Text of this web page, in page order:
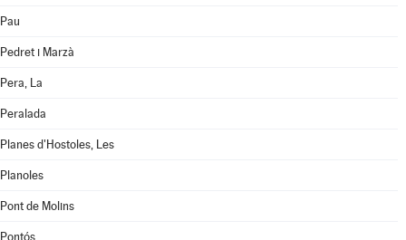
Pau
Pedret i Marzà
Pera, La
Peralada
Planes d'Hostoles, Les
Planoles
Pont de Molins
Pontós